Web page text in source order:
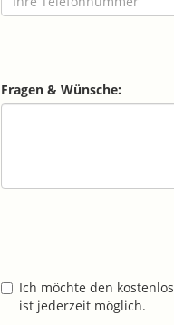
Fragen & Wünsche:
Ich möchte den
ist jederzeit möglich.